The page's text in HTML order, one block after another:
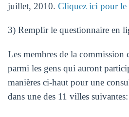
juillet, 2010. Cliquez ici pour le
3) Remplir le questionnaire en
Les membres de la commission
parmi les gens qui auront
manières ci-haut pour une
dans une des 11 villes suivantes: